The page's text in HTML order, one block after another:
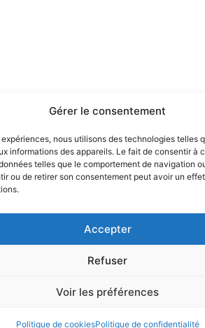
Gérer le consentement
nous utilisons des technologies telles
informations des appareils. Le fait de consentir à
telles que le comportement de navigation
ou de retirer son consentement peut avoir un
Accepter
Refuser
Voir les préférences
Politique de cookiesPolitique de confidentialité